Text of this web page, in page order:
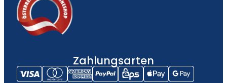
Zahlungsarten